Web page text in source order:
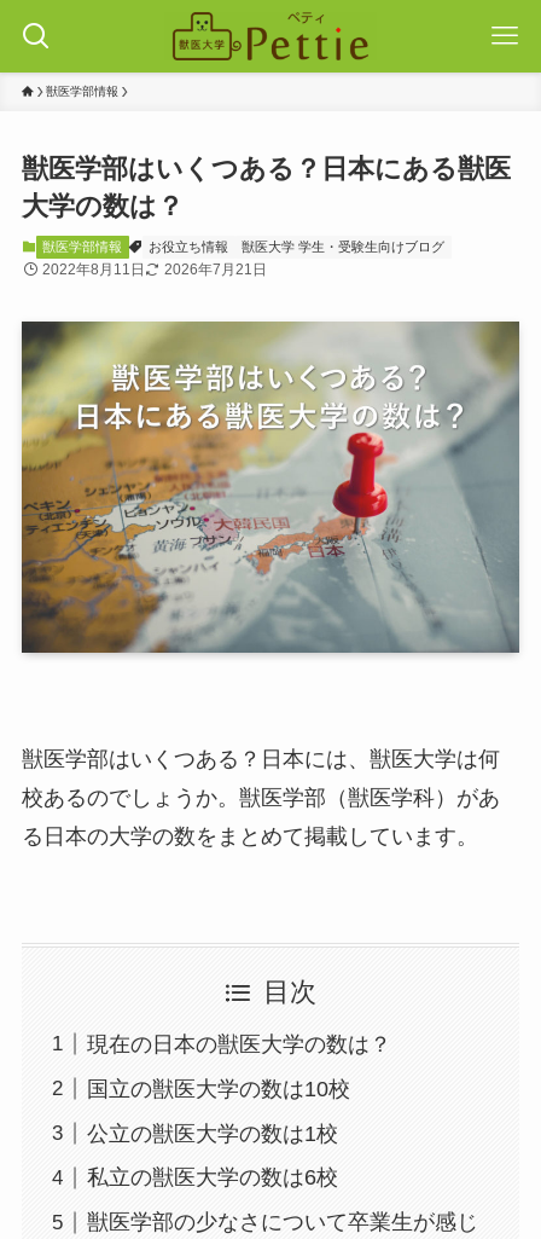
獣医学部情報
獣医学部はいくつある？日本にある獣医
大学の数は？
獣医学部情報 お役立ち情報 獣医大学 学生・受験生向けブログ
2022年8月11日 2026年7月21日
獣医学部はいくつある？日本には、獣医大学は何
校あるのでしょうか。獣医学部（獣医学科）があ
る日本の大学の数をまとめて掲載しています。
目次
現在の日本の獣医大学の数は？
国立の獣医大学の数は10校
公立の獣医大学の数は1校
私立の獣医大学の数は6校
獣医学部の少なさについて卒業生が感じ